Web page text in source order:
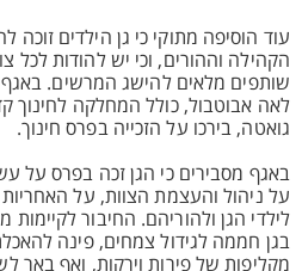
עוד הוסיפה מתוקי כי גן הילדים זוכה
הקהילה וההורים, וכי יש להודות לכל
שותפים מלאים להישג המרשים. באגף
לאה אבוטבול, כולל המחלקה לחינוך
גואטה, בירכו על הזכייה בפרס חינוך.
באגף מסבירים כי הגן זכה בפרס על
על ניהול והעצמת הצוות, על
לילדי הגן ולהוריהם. החיבור
בגן חממה לגידול צמחים, פינה
מקליפות של פירות וירקות, ואף באר